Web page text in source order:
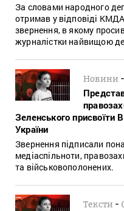
За словами народного
отримав у відповіді
звернення, в якому
журналістки найвищою
Новини
Зеленського присвоїти
України
Звернення підписали
медіаспільноти,
та військовополонених.
Тексти -